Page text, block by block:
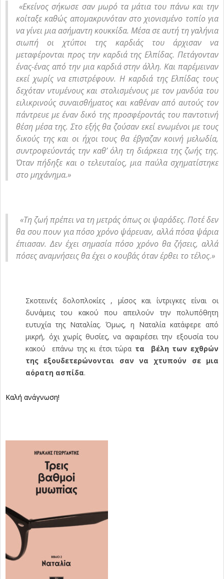
«Εκείνος σήκωσε σαν μωρό τα μάτια του πάνω και την
κοίταξε καθώς απομακρυνόταν στο χιονισμένο τοπίο για
να γίνει μια ασήμαντη κουκκίδα. Μέσα σε αυτή τη γαλήνια
σιωπή οι χτύποι της καρδιάς του άρχισαν να
μεταφέρονται προς την καρδιά της Ελπίδας. Πετάγονταν
ένας-ένας από την μια καρδιά στην άλλη. Και παρέμειναν
εκεί χωρίς να επιστρέφουν. Η καρδιά της Ελπίδας τους
δεχόταν ντυμένους και στολισμένους με τον μανδύα του
ειλικρινούς συναισθήματος και καθέναν από αυτούς τον
πάντρευε με έναν δικό της προσφέροντάς του παντοτινή
θέση μέσα της. Στο εξής θα ζούσαν εκεί ενωμένοι με τους
δικούς της και οι ήχοι τους θα έβγαζαν κοινή μελωδία,
συντροφεύοντάς την καθ’ όλη τη διάρκεια της ζωής της.
Όταν πήδηξε και ο τελευταίος, μια παύλα σχηματίστηκε
στο μηχάνημα.»
«Τη ζωή πρέπει να τη μετράς όπως οι ψαράδες. Ποτέ δεν
θα σου πουν για πόσο χρόνο ψάρευαν, αλλά πόσα ψάρια
έπιασαν. Δεν έχει σημασία πόσο χρόνο θα ζήσεις, αλλά
πόσες αναμνήσεις θα έχει ο κουβάς όταν έρθει το τέλος.»
Σκοτεινές δολοπλοκίες , μίσος και ίντριγκες είναι οι
δυνάμεις του κακού που απειλούν την πολυπόθητη
ευτυχία της Ναταλίας. Όμως, η Ναταλία κατάφερε από
μικρή, όχι χωρίς θυσίες, να αφαιρέσει την εξουσία του
κακού επάνω της κι έτσι τώρα τα βέλη των εχθρών
της εξουδετερώνονται σαν να χτυπούν σε μια
αόρατη ασπίδα.
Καλή ανάγνωση!